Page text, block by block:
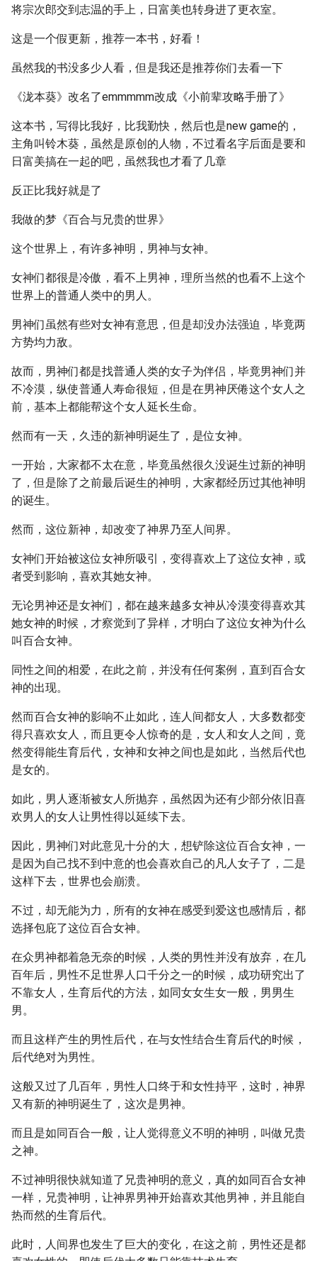
将宗次郎交到志温的手上，日富美也转身进了更衣室。
这是一个假更新，推荐一本书，好看！
虽然我的书没多少人看，但是我还是推荐你们去看一下
《泷本葵》改名了emmmmm改成《小前辈攻略手册了》
这本书，写得比我好，比我勤快，然后也是new game的，
主角叫铃木葵，虽然是原创的人物，不过看名字后面是要和
日富美搞在一起的吧，虽然我也才看了几章
反正比我好就是了
我做的梦《百合与兄贵的世界》
这个世界上，有许多神明，男神与女神。
女神们都很是冷傲，看不上男神，理所当然的也看不上这个
世界上的普通人类中的男人。
男神们虽然有些对女神有意思，但是却没办法强迫，毕竟两
方势均力敌。
故而，男神们都是找普通人类的女子为伴侣，毕竟男神们并
不冷漠，纵使普通人寿命很短，但是在男神厌倦这个女人之
前，基本上都能帮这个女人延长生命。
然而有一天，久违的新神明诞生了，是位女神。
一开始，大家都不太在意，毕竟虽然很久没诞生过新的神明
了，但是除了之前最后诞生的神明，大家都经历过其他神明
的诞生。
然而，这位新神，却改变了神界乃至人间界。
女神们开始被这位女神所吸引，变得喜欢上了这位女神，或
者受到影响，喜欢其她女神。
无论男神还是女神们，都在越来越多女神从冷漠变得喜欢其
她女神的时候，才察觉到了异样，才明白了这位女神为什么
叫百合女神。
同性之间的相爱，在此之前，并没有任何案例，直到百合女
神的出现。
然而百合女神的影响不止如此，连人间都女人，大多数都变
得只喜欢女人，而且更令人惊奇的是，女人和女人之间，竟
然变得能生育后代，女神和女神之间也是如此，当然后代也
是女的。
如此，男人逐渐被女人所抛弃，虽然因为还有少部分依旧喜
欢男人的女人让男性得以延续下去。
因此，男神们对此意见十分的大，想铲除这位百合女神，一
是因为自己找不到中意的也会喜欢自己的凡人女子了，二是
这样下去，世界也会崩溃。
不过，却无能为力，所有的女神在感受到爱这也感情后，都
选择包庇了这位百合女神。
在众男神都着急无奈的时候，人类的男性并没有放弃，在几
百年后，男性不足世界人口千分之一的时候，成功研究出了
不靠女人，生育后代的方法，如同女女生女一般，男男生
男。
而且这样产生的男性后代，在与女性结合生育后代的时候，
后代绝对为男性。
这般又过了几百年，男性人口终于和女性持平，这时，神界
又有新的神明诞生了，这次是男神。
而且是如同百合一般，让人觉得意义不明的神明，叫做兄贵
之神。
不过神明很快就知道了兄贵神明的意义，真的如同百合女神
一样，兄贵神明，让神界男神开始喜欢其他男神，并且能自
热而然的生育后代。
此时，人间界也发生了巨大的变化，在这之前，男性还是都